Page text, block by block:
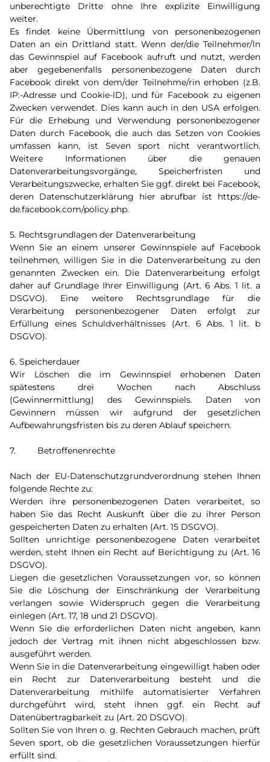
unberechtigte Dritte ohne Ihre explizite Einwilligung
weiter.
Es findet keine Übermittlung von personenbezogenen
Daten an ein Drittland statt. Wenn der/die Teilnehmer/ln
das Gewinnspiel auf Facebook aufruft und nutzt, werden
aber gegebenenfalls personenbezogene Daten durch
Facebook direkt von dem/der Teilnehme/rin erhoben (z.B.
IP:-Adresse und Cookie-lD), und für Facebook zu eigenen
Zwecken verwendet. Dies kann auch in den USA erfolgen.
Für die Erhebung und Verwendung personenbezogener
Daten durch Facebook, die auch das Setzen von Cookies
umfassen kann, ist Seven sport nicht verantwortlich.
Weitere Informationen über die genauen
Datenverarbeitungsvorgänge, Speicherfristen und
Verarbeitungszwecke, erhalten Sie ggf. direkt bei Facebook,
deren Datenschutzerklärung hier abrufbar ist https://de-
de.facebook.com/policy.php.
5. Rechtsgrundlagen der Datenverarbeitung
Wenn Sie an einem unserer Gewinnspiele auf Facebook
teilnehmen, willigen Sie in die Datenverarbeitung zu den
genannten Zwecken ein. Die Datenverarbeitung erfolgt
daher auf Grundlage Ihrer Einwilligung (Art. 6 Abs. 1 lit. a
DSGVO). Eine weitere Rechtsgrundlage für die
Verarbeitung personenbezogener Daten erfolgt zur
Erfüllung eines Schuldverhältnisses (Art. 6 Abs. 1 lit. b
DSGVO).
6. Speicherdauer
Wir Löschen die im Gewinnspiel erhobenen Daten
spätestens drei Wochen nach Abschluss
(Gewinnermittlung) des Gewinnspiels. Daten von
Gewinnern müssen wir aufgrund der gesetzlichen
Aufbewahrungsfristen bis zu deren Ablauf speichern.
7. Betroffenenrechte
Nach der EU-Datenschutzgrundverordnung stehen Ihnen
folgende Rechte zu:
Werden ihre personenbezogenen Daten verarbeitet, so
haben Sie das Recht Auskunft über die zu ihrer Person
gespeicherten Daten zu erhalten (Art. 15 DSGVO).
Sollten unrichtige personenbezogene Daten verarbeitet
werden, steht Ihnen ein Recht auf Berichtigung zu (Art. 16
DSGVO).
Liegen die gesetzlichen Voraussetzungen vor, so können
Sie die Löschung der Einschränkung der Verarbeitung
verlangen sowie Widerspruch gegen die Verarbeitung
einlegen (Art. 17, 18 und 21 DSGVO).
Wenn Sie die erforderlichen Daten nicht angeben, kann
jedoch der Vertrag mit ihnen nicht abgeschlossen bzw.
ausgeführt werden.
Wenn Sie in die Datenverarbeitung eingewilligt haben oder
ein Recht zur Datenverarbeitung besteht und die
Datenverarbeitung mithilfe automatisierter Verfahren
durchgeführt wird, steht ihnen ggf. ein Recht auf
Datenübertragbarkeit zu (Art. 20 DSGVO).
Sollten Sie von Ihren o. g. Rechten Gebrauch machen, prüft
Seven sport, ob die gesetzlichen Voraussetzungen hierfür
erfüllt sind.